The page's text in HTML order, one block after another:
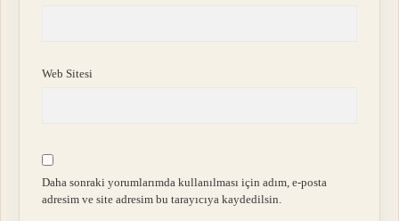
Web Sitesi
Daha sonraki yorumlarımda kullanılması için adım, e-posta
adresim ve site adresim bu tarayıcıya kaydedilsin.